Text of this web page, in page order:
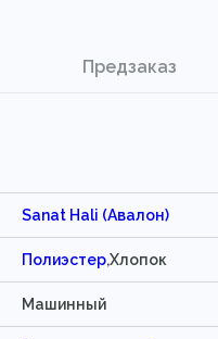
Предзаказ
Sanat Hali (Авалон)
Полиэстер,Хлопок
Машинный